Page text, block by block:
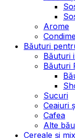
Arome
Băuturi
Băuturi
Băuturi
Sucuri
Ceaiuri
Cafea
Alte
Cereale și